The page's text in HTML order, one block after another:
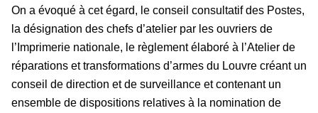
On a évoqué à cet égard, le conseil consultatif des Postes,
la désignation des chefs d’atelier par les ouvriers de
l’Imprimerie nationale, le règlement élaboré à l’Atelier de
réparations et transformations d’armes du Louvre créant un
conseil de direction et de surveillance et contenant un
ensemble de dispositions relatives à la nomination de